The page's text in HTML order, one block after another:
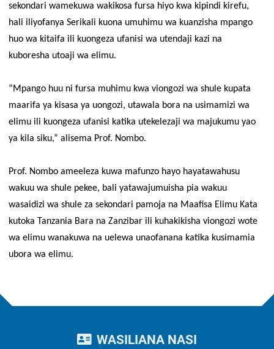
sekondari wamekuwa wakikosa fursa hiyo kwa kipindi kirefu,
hali iliyofanya Serikali kuona umuhimu wa kuanzisha mpango
huo wa kitaifa ili kuongeza ufanisi wa utendaji kazi na
kuboresha utoaji wa elimu.
“Mpango huu ni fursa muhimu kwa viongozi wa shule kupata
maarifa ya kisasa ya uongozi, utawala bora na usimamizi wa
elimu ili kuongeza ufanisi katika utekelezaji wa majukumu yao
ya kila siku,” alisema Prof. Nombo.
Prof. Nombo ameeleza kuwa mafunzo hayo hayatawahusu
wakuu wa shule pekee, bali yatawajumuisha pia wakuu
wasaidizi wa shule za sekondari pamoja na Maafisa Elimu Kata
kutoka Tanzania Bara na Zanzibar ili kuhakikisha viongozi wote
wa elimu wanakuwa na uelewa unaofanana katika kusimamia
ubora wa elimu.
WASILIANA NASI